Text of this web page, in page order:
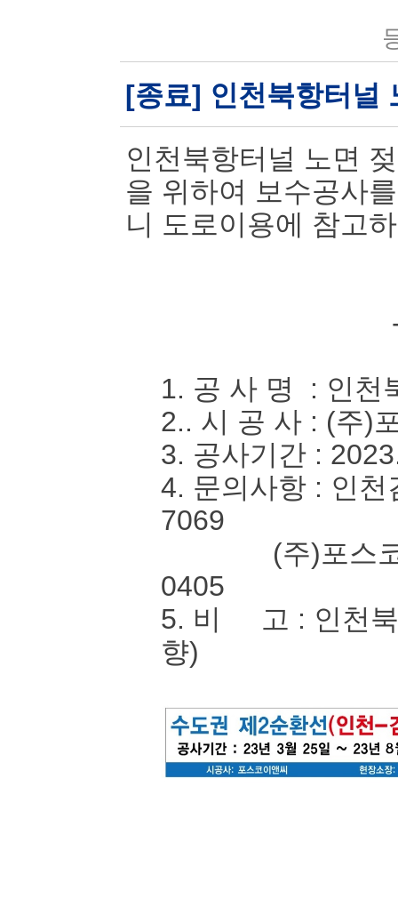
[종료] 인천북항터널
인천북항터널 노면
을 위하여 보수공사
니 도로이용에 참고
1. 공 사 명 : 인천
2.. 시 공 사 : (주)
3. 공사기간 :
4. 문의사항 : 인
7069
(주)포스코이
0405
5. 비 고 : 인천북
향)